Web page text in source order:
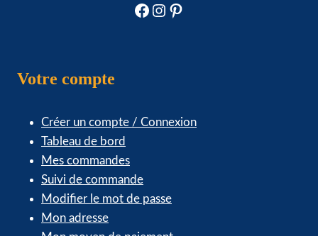
Facebook
Instagram
Pinterest
Votre compte
Créer un compte / Connexion
Tableau de bord
Mes commandes
Suivi de commande
Modifier le mot de passe
Mon adresse